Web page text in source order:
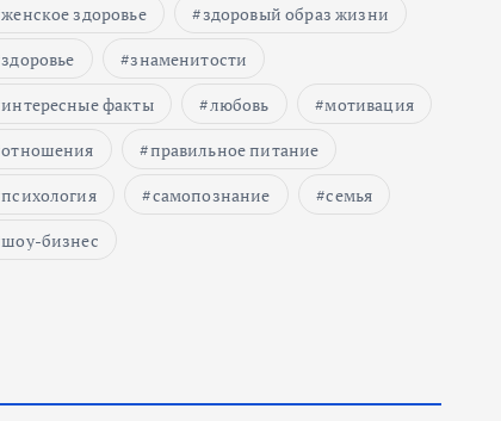
женское здоровье
здоровый образ жизни
здоровье
знаменитости
интересные факты
любовь
мотивация
отношения
правильное питание
психология
самопознание
семья
шоу-бизнес